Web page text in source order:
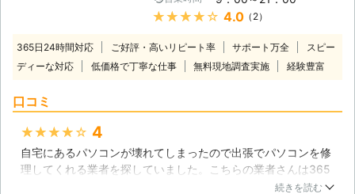
り、起動しなくなってしまったという
ますのですぐに弊社までご相談くださ
い。弊社では液晶不良や起動不良も対
よりも低価格なサービスでパソコンの
きますので、不具合が見られましたら
一度ご連絡ください。また、お見積り
も無料で承っております。
ば、動画プレーヤーや音楽プレーヤー
のとして使われたり、あるいは写真や
絵など様々なデータを保管しておくス
動しなくなる場合があります。トラブ
ルの原因を突き止めることは大変難し
いものですが、株式会社トゥサンライ
★★★★★ 4.0（2）
365日24時間対応 ご好評・高いリピート率 サポート万全
スピー
ディーな対応
低価格で丁寧な仕事 無料現地調査実施 経験豊富
口コミ
★★★★★ 4
自宅にあるパソコンが壊れてしまったので出張でパソコンを修
理してくれる業者を探していました。こちらの業者さんは365
日24時間対応してくれるということやサポートが万全というこ
続きを読む